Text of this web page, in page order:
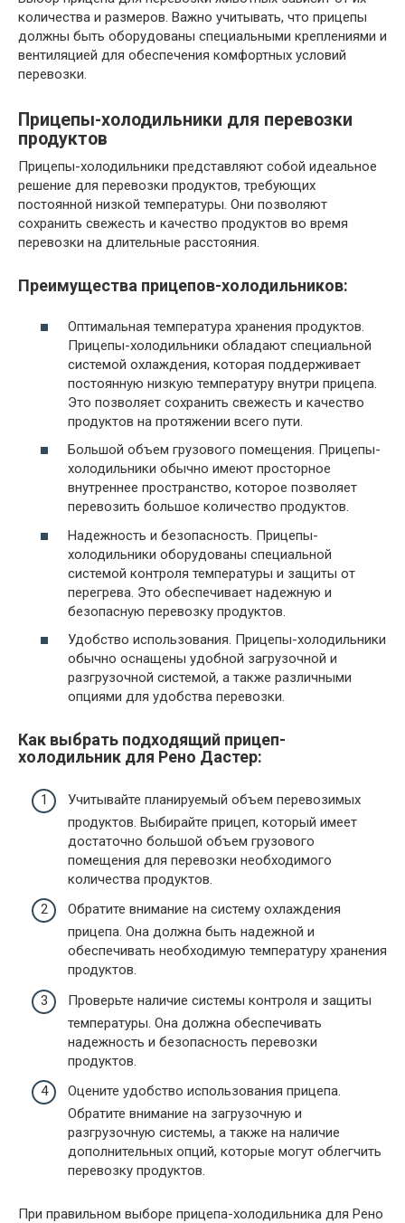
количества и размеров. Важно учитывать, что прицепы
должны быть оборудованы специальными креплениями и
вентиляцией для обеспечения комфортных условий
перевозки.
Прицепы-холодильники для перевозки
продуктов
Прицепы-холодильники представляют собой идеальное
решение для перевозки продуктов, требующих
постоянной низкой температуры. Они позволяют
сохранить свежесть и качество продуктов во время
перевозки на длительные расстояния.
Преимущества прицепов-холодильников:
Оптимальная температура хранения продуктов.
Прицепы-холодильники обладают специальной
системой охлаждения, которая поддерживает
постоянную низкую температуру внутри прицепа.
Это позволяет сохранить свежесть и качество
продуктов на протяжении всего пути.
Большой объем грузового помещения. Прицепы-
холодильники обычно имеют просторное
внутреннее пространство, которое позволяет
перевозить большое количество продуктов.
Надежность и безопасность. Прицепы-
холодильники оборудованы специальной
системой контроля температуры и защиты от
перегрева. Это обеспечивает надежную и
безопасную перевозку продуктов.
Удобство использования. Прицепы-холодильники
обычно оснащены удобной загрузочной и
разгрузочной системой, а также различными
опциями для удобства перевозки.
Как выбрать подходящий прицеп-
холодильник для Рено Дастер:
Учитывайте планируемый объем перевозимых
продуктов. Выбирайте прицеп, который имеет
достаточно большой объем грузового
помещения для перевозки необходимого
количества продуктов.
Обратите внимание на систему охлаждения
прицепа. Она должна быть надежной и
обеспечивать необходимую температуру хранения
продуктов.
Проверьте наличие системы контроля и защиты
температуры. Она должна обеспечивать
надежность и безопасность перевозки
продуктов.
Оцените удобство использования прицепа.
Обратите внимание на загрузочную и
разгрузочную системы, а также на наличие
дополнительных опций, которые могут облегчить
перевозку продуктов.
При правильном выборе прицепа-холодильника для Рено